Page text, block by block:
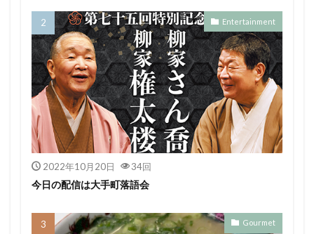
Entertainment
2022年10月20日 34回
今日の配信は大手町落語会
Gourmet